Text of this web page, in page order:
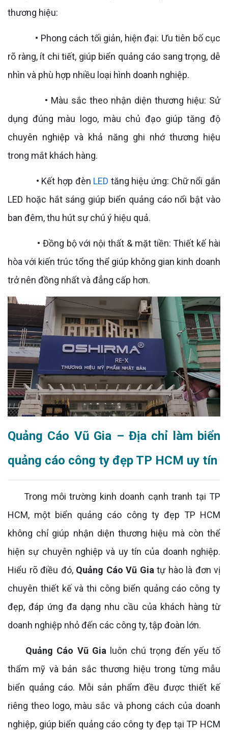
thương hiệu:
• Phong cách tối giản, hiện đại: Ưu tiên bố cục
rõ ràng, ít chi tiết, giúp biển quảng cáo sang trọng, dễ
nhìn và phù hợp nhiều loại hình doanh nghiệp.
• Màu sắc theo nhận diện thương hiệu: Sử
dụng đúng màu logo, màu chủ đạo giúp tăng độ
chuyên nghiệp và khả năng ghi nhớ thương hiệu
trong mắt khách hàng.
• Kết hợp đèn LED tăng hiệu ứng: Chữ nổi gắn
LED hoặc hắt sáng giúp biển quảng cáo nổi bật vào
ban đêm, thu hút sự chú ý hiệu quả.
• Đồng bộ với nội thất & mặt tiền: Thiết kế hài
hòa với kiến trúc tổng thể giúp không gian kinh doanh
trở nên đồng nhất và đẳng cấp hơn.
Quảng Cáo Vũ Gia – Địa chỉ làm biển
quảng cáo công ty đẹp TP HCM uy tín
Trong môi trường kinh doanh cạnh tranh tại TP
HCM, một biển quảng cáo công ty đẹp TP HCM
không chỉ giúp nhận diện thương hiệu mà còn thể
hiện sự chuyên nghiệp và uy tín của doanh nghiệp.
Hiểu rõ điều đó, Quảng Cáo Vũ Gia tự hào là đơn vị
chuyên thiết kế và thi công biển quảng cáo công ty
đẹp, đáp ứng đa dạng nhu cầu của khách hàng từ
doanh nghiệp nhỏ đến các công ty, tập đoàn lớn.
Quảng Cáo Vũ Gia luôn chú trọng đến yếu tố
thẩm mỹ và bản sắc thương hiệu trong từng mẫu
biển quảng cáo. Mỗi sản phẩm đều được thiết kế
riêng theo logo, màu sắc và phong cách của doanh
nghiệp, giúp biển quảng cáo công ty đẹp tại TP HCM